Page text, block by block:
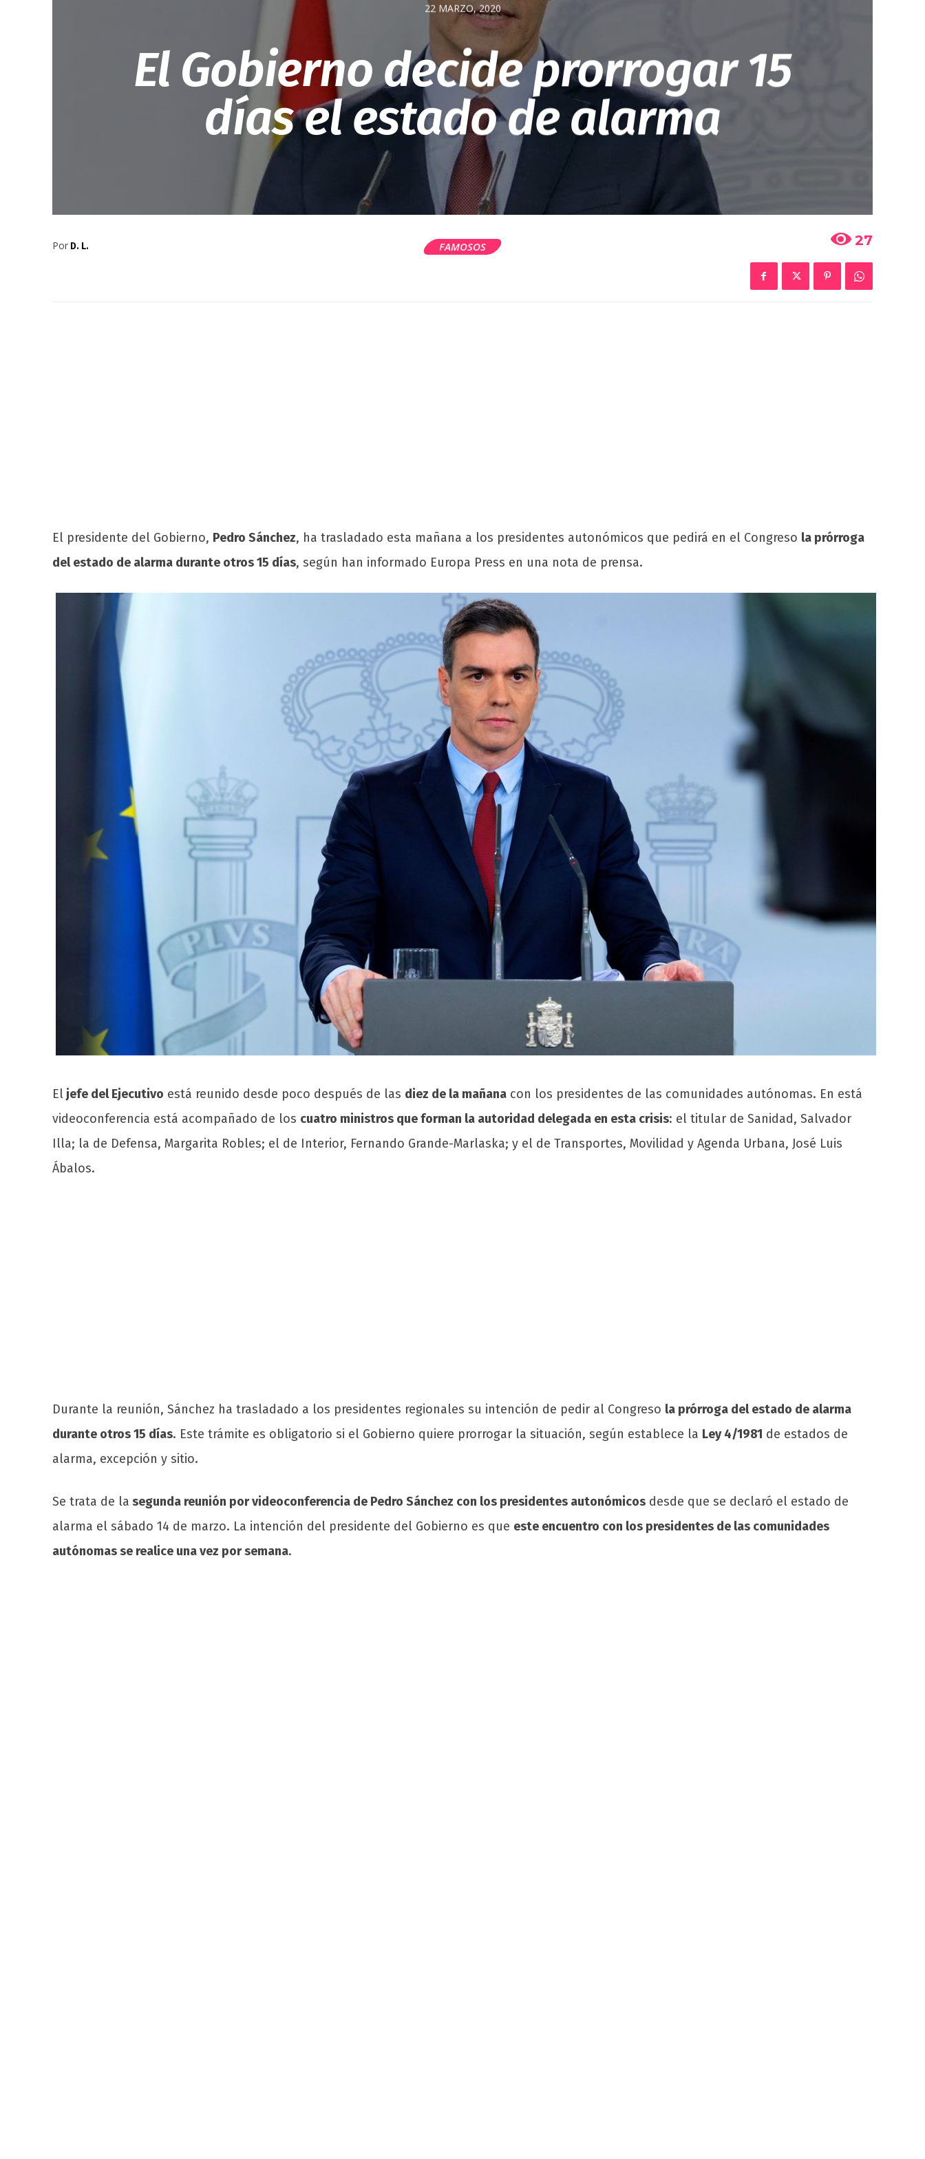
22 MARZO, 2020
El Gobierno decide prorrogar 15
días el estado de alarma
Por D. L. FAMOSOS 27
El presidente del Gobierno, Pedro Sánchez, ha trasladado esta mañana a los presidentes autonómicos que pedirá en el Congreso la prórroga
del estado de alarma durante otros 15 días, según han informado Europa Press en una nota de prensa.
El jefe del Ejecutivo está reunido desde poco después de las diez de la mañana con los presidentes de las comunidades autónomas. En está
videoconferencia está acompañado de los cuatro ministros que forman la autoridad delegada en esta crisis: el titular de Sanidad, Salvador
Illa; la de Defensa, Margarita Robles; el de Interior, Fernando Grande-Marlaska; y el de Transportes, Movilidad y Agenda Urbana, José Luis
Ábalos.
Durante la reunión, Sánchez ha trasladado a los presidentes regionales su intención de pedir al Congreso la prórroga del estado de alarma
durante otros 15 días. Este trámite es obligatorio si el Gobierno quiere prorrogar la situación, según establece la Ley 4/1981 de estados de
alarma, excepción y sitio.
Se trata de la segunda reunión por videoconferencia de Pedro Sánchez con los presidentes autonómicos desde que se declaró el estado de
alarma el sábado 14 de marzo. La intención del presidente del Gobierno es que este encuentro con los presidentes de las comunidades
autónomas se realice una vez por semana.